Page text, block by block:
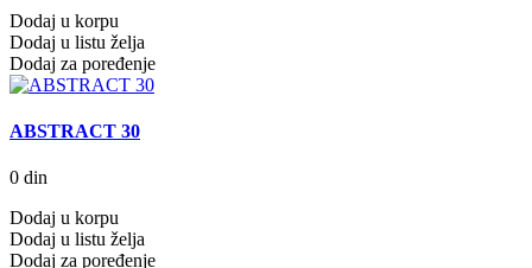
Dodaj u korpu
Dodaj u listu želja
Dodaj za poređenje
ABSTRACT 30
0 din
Dodaj u korpu
Dodaj u listu želja
Dodaj za poređenje